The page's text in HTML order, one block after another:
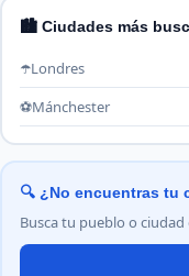
🏙️ Ciudades más
☂️Londres
⚽Mánchester
🔍 ¿No encuentras tu
Busca tu pueblo o